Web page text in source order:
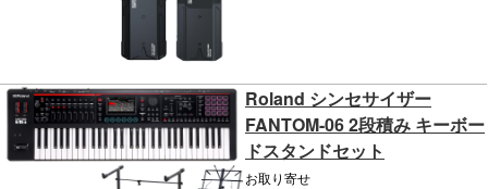
Roland シンセサイザー
FANTOM-06 2段積み キーボー
ドスタンドセット
お取り寄せ